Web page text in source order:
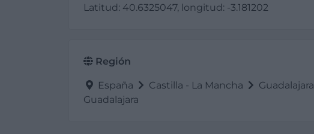
Latitud: 40.6325047, longitud: -3.181202
Región
España Castilla - La Mancha
Guadalajara
Guadalajara